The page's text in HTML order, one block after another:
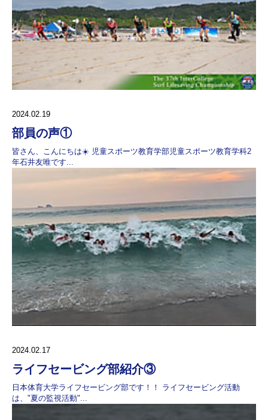
2024.02.19
部員の声①
皆さん、こんにちは☀️ 児童スポーツ教育学部児童スポーツ教育学科2
年石井友唯です...
2024.02.17
ライフセービング部紹介③
日本体育大学ライフセービング部です！！ ライフセービング活動
は、"夏の監視活動"...